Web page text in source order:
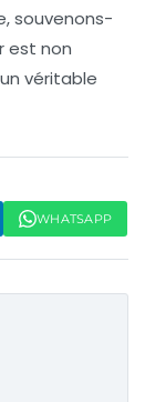
souvenons-
est non
véritable
WHATSAPP